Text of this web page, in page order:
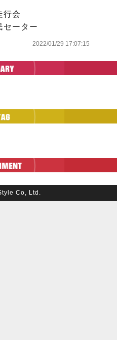
行会
セーター
2022/01/29 17:07:15
Co, Ltd.